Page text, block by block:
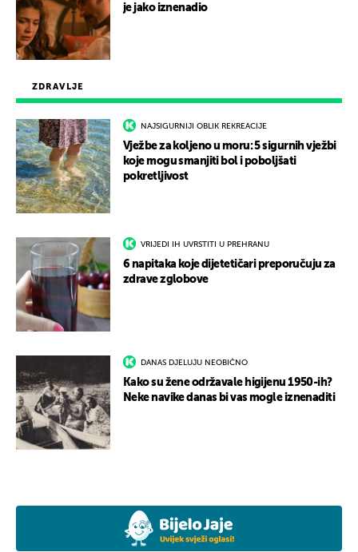
ZDRAVLJE
NAJSIGURNIJI OBLIK REKREACIJE
Vježbe za koljeno u moru: 5 sigurnih vježbi
koje mogu smanjiti bol i poboljšati
pokretljivost
VRIJEDI IH UVRSTITI U PREHRANU
6 napitaka koje dijetetičari preporučuju za
zdrave zglobove
DANAS DJELUJU NEOBIČNO
Kako su žene održavale higijenu 1950-ih?
Neke navike danas bi vas mogle iznenaditi
je jako iznenadio